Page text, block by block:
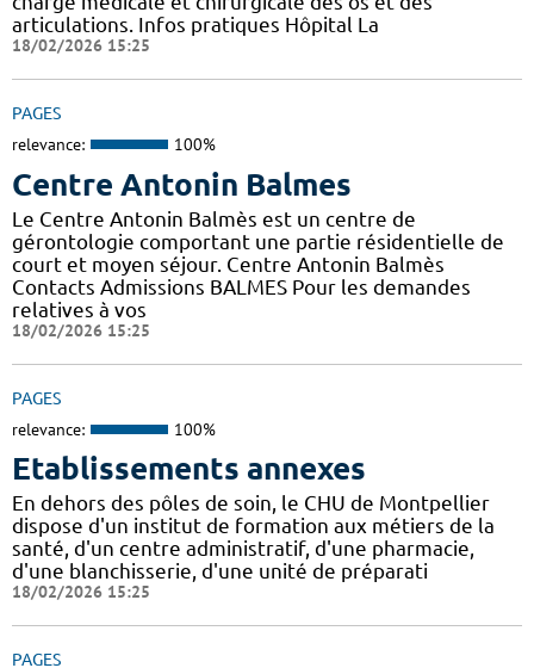
articulations. Infos pratiques Hôpital La
18/02/2026 15:25
PAGES
relevance: 100%
Centre Antonin Balmes
Le Centre Antonin Balmès est un centre de
gérontologie comportant une partie résidentielle de
court et moyen séjour. Centre Antonin Balmès
Contacts Admissions BALMES Pour les demandes
relatives à vos
18/02/2026 15:25
PAGES
relevance: 100%
Etablissements annexes
En dehors des pôles de soin, le CHU de Montpellier
dispose d'un institut de formation aux métiers de la
santé, d'un centre administratif, d'une pharmacie,
d'une blanchisserie, d'une unité de préparati
18/02/2026 15:25
PAGES